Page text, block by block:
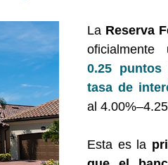
La Reserva
oficialmente
0.25 puntos
tasa de
al
Esta es la